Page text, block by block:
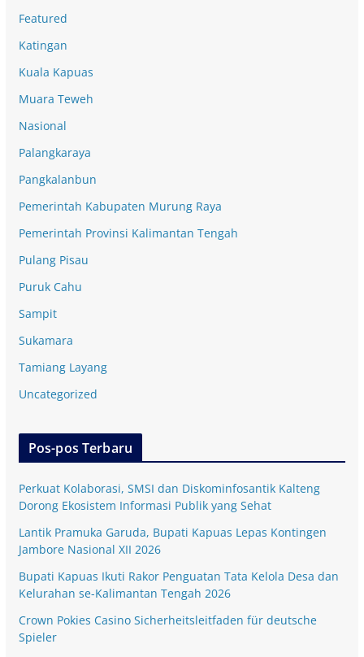
Featured
Katingan
Kuala Kapuas
Muara Teweh
Nasional
Palangkaraya
Pangkalanbun
Pemerintah Kabupaten Murung Raya
Pemerintah Provinsi Kalimantan Tengah
Pulang Pisau
Puruk Cahu
Sampit
Sukamara
Tamiang Layang
Uncategorized
Pos-pos Terbaru
Perkuat Kolaborasi, SMSI dan Diskominfosantik Kalteng
Dorong Ekosistem Informasi Publik yang Sehat
Lantik Pramuka Garuda, Bupati Kapuas Lepas Kontingen
Jambore Nasional XII 2026
Bupati Kapuas Ikuti Rakor Penguatan Tata Kelola Desa dan
Kelurahan se-Kalimantan Tengah 2026
Crown Pokies Casino Sicherheitsleitfaden für deutsche
Spieler